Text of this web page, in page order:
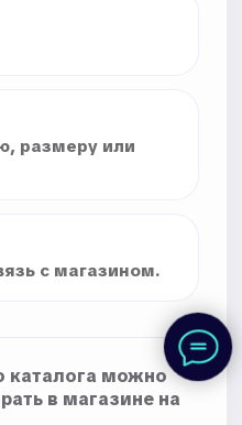
размеру или
с магазином.
каталога можно
в магазине на